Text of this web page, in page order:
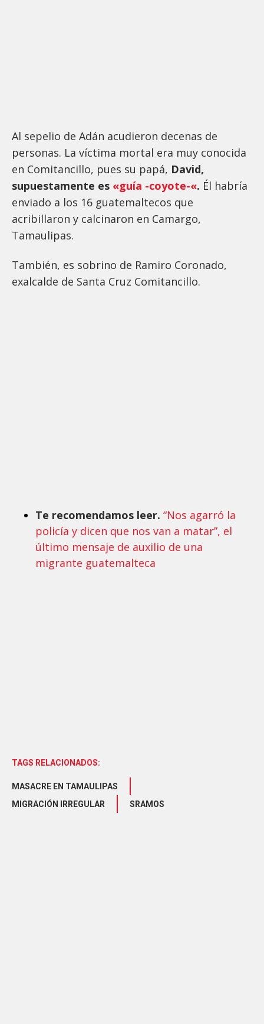
Al sepelio de Adán acudieron decenas de
personas. La víctima mortal era muy conocida
en Comitancillo, pues su papá, David,
supuestamente es «guía -coyote-«. Él habría
enviado a los 16 guatemaltecos que
acribillaron y calcinaron en Camargo,
Tamaulipas.
También, es sobrino de Ramiro Coronado,
exalcalde de Santa Cruz Comitancillo.
Te recomendamos leer. “Nos agarró la
policía y dicen que nos van a matar”, el
último mensaje de auxilio de una
migrante guatemalteca
TAGS RELACIONADOS:
MASACRE EN TAMAULIPAS
MIGRACIÓN IRREGULAR
SRAMOS